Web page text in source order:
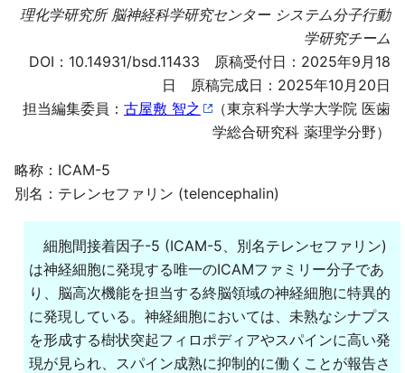
理化学研究所 脳神経科学研究センター システム分子行動
学研究チーム
DOI： 10.14931/bsd.11433 原稿受付日：2025年9月18
日 原稿完成日：2025年10月20日
担当編集委員： 古屋敷 智之
（東京科学大学大学院 医歯
学総合研究科 薬理学分野）
略称：ICAM-5
別名：テレンセファリン (telencephalin)
細胞間接着因子-5 (ICAM-5、別名テレンセファリン)
は神経細胞に発現する唯一のICAMファミリー分子であ
り、脳高次機能を担当する終脳領域の神経細胞に特異的
に発現している。神経細胞においては、未熟なシナプス
を形成する樹状突起フィロポディアやスパインに高い発
現が見られ、スパイン成熟に抑制的に働くことが報告さ